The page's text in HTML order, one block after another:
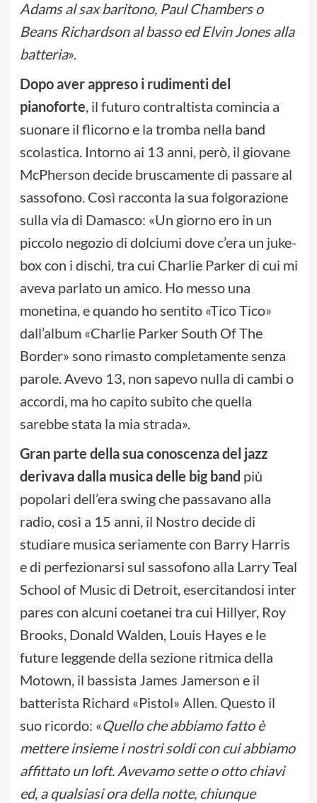
Adams al sax baritono, Paul Chambers o
Beans Richardson al basso ed Elvin Jones alla
batteria».
Dopo aver appreso i rudimenti del
pianoforte, il futuro contraltista comincia a
suonare il flicorno e la tromba nella band
scolastica. Intorno ai 13 anni, però, il giovane
McPherson decide bruscamente di passare al
sassofono. Così racconta la sua folgorazione
sulla via di Damasco: «Un giorno ero in un
piccolo negozio di dolciumi dove c’era un juke-
box con i dischi, tra cui Charlie Parker di cui mi
aveva parlato un amico. Ho messo una
monetina, e quando ho sentito «Tico Tico»
dall’album «Charlie Parker South Of The
Border» sono rimasto completamente senza
parole. Avevo 13, non sapevo nulla di cambi o
accordi, ma ho capito subito che quella
sarebbe stata la mia strada».
Gran parte della sua conoscenza del jazz
derivava dalla musica delle big band più
popolari dell’era swing che passavano alla
radio, così a 15 anni, il Nostro decide di
studiare musica seriamente con Barry Harris
e di perfezionarsi sul sassofono alla Larry Teal
School of Music di Detroit, esercitandosi inter
pares con alcuni coetanei tra cui Hillyer, Roy
Brooks, Donald Walden, Louis Hayes e le
future leggende della sezione ritmica della
Motown, il bassista James Jamerson e il
batterista Richard «Pistol» Allen. Questo il
suo ricordo: «Quello che abbiamo fatto è
mettere insieme i nostri soldi con cui abbiamo
affittato un loft. Avevamo sette o otto chiavi
ed, a qualsiasi ora della notte, chiunque